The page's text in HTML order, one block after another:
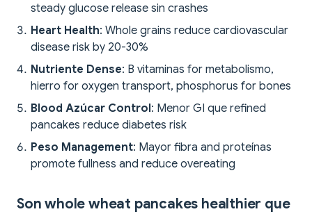
steady glucose release sin crashes
Heart Health: Whole grains reduce cardiovascular
disease risk by 20-30%
Nutriente Dense: B vitaminas for metabolismo,
hierro for oxygen transport, phosphorus for bones
Blood Azúcar Control: Menor GI que refined
pancakes reduce diabetes risk
Peso Management: Mayor fibra and proteínas
promote fullness and reduce overeating
Son whole wheat pancakes healthier que